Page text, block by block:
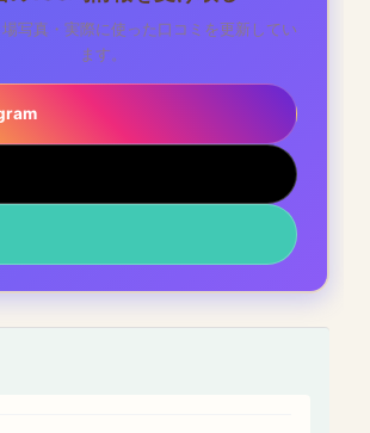
写真・実際に使った口コミを更新してい
ます。